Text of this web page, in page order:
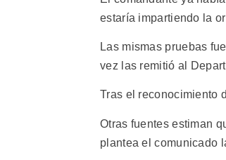
estaría impartiendo la
Las mismas pruebas
vez las remitió al
Tras el reconocimiento
Otras fuentes estiman
plantea el comunicado